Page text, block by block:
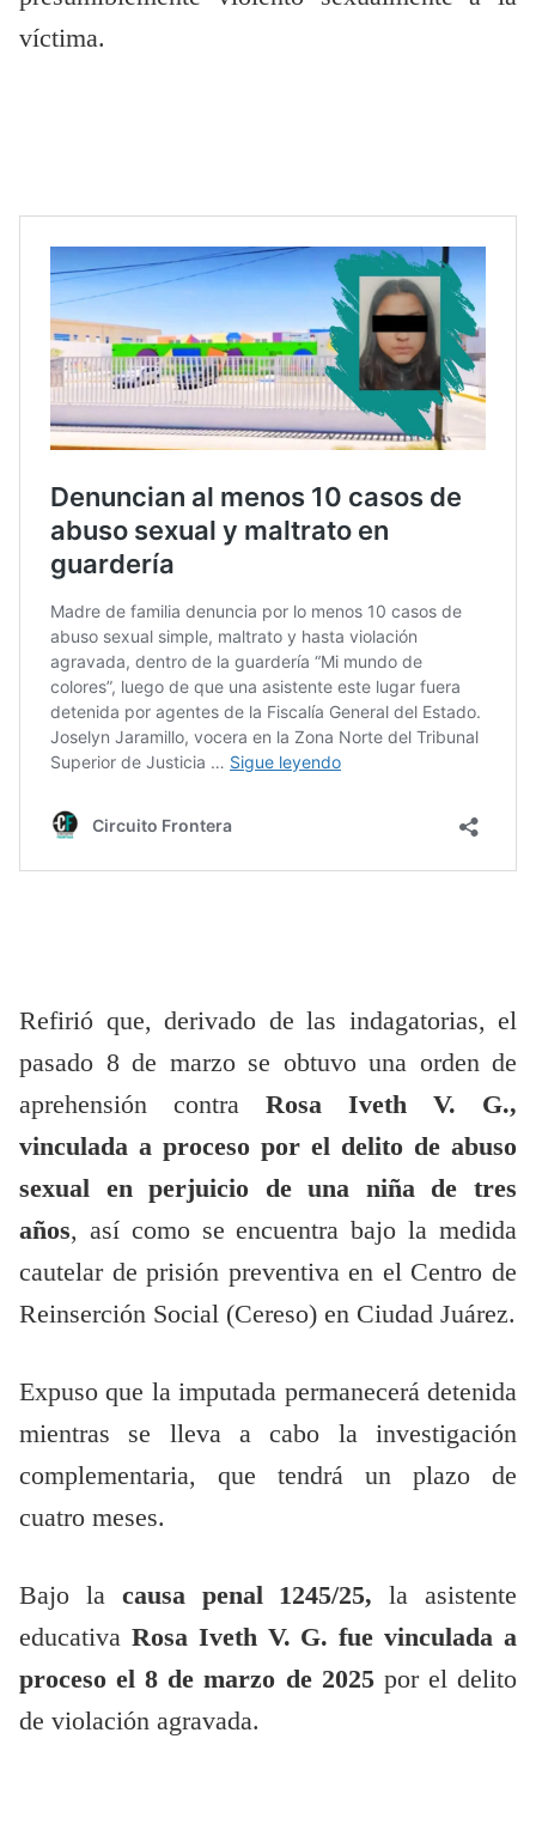
víctima.
Refirió que, derivado de las indagatorias, el
pasado 8 de marzo se obtuvo una orden de
aprehensión contra Rosa Iveth V. G.,
vinculada a proceso por el delito de abuso
sexual en perjuicio de una niña de tres
años, así como se encuentra bajo la medida
cautelar de prisión preventiva en el Centro de
Reinserción Social (Cereso) en Ciudad Juárez.
Expuso que la imputada permanecerá detenida
mientras se lleva a cabo la investigación
complementaria, que tendrá un plazo de
cuatro meses.
Bajo la causa penal 1245/25, la asistente
educativa Rosa Iveth V. G. fue vinculada a
proceso el 8 de marzo de 2025por el delito
de violación agravada.